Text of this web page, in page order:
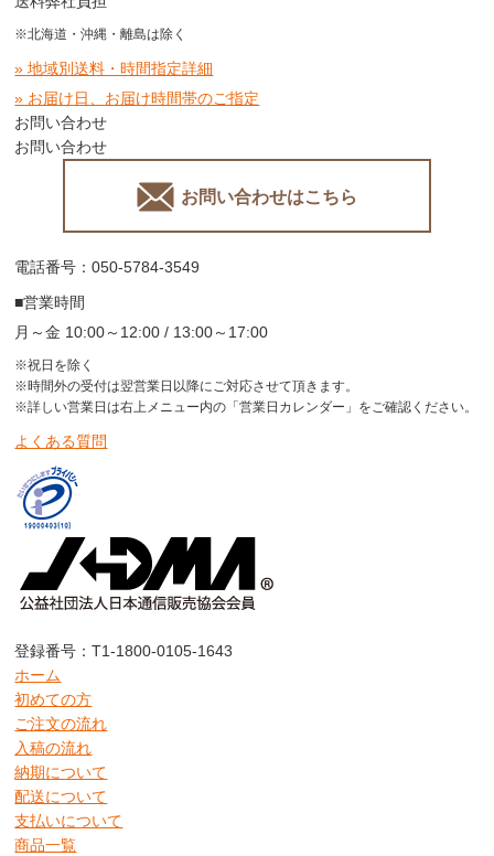
※北海道・沖縄・離島は除く
» 地域別送料・時間指定詳細
» お届け日、お届け時間帯のご指定
お問い合わせ
お問い合わせ
お問い合わせはこちら
電話番号：050-5784-3549
■営業時間
月～金 10:00～12:00 / 13:00～17:00
※祝日を除く
※時間外の受付は翌営業日以降にご対応させて頂きます。
※詳しい営業日は右上メニュー内の「営業日カレンダー」をご確認ください。
よくある質問
登録番号：T1-1800-0105-1643
ホーム
初めての方
ご注文の流れ
入稿の流れ
納期について
配送について
支払いについて
商品一覧